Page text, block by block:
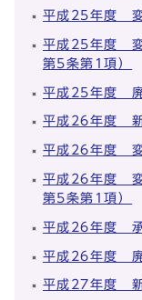
平成25年度 変
平成25年度 変
第5条第1項）
平成25年度 廃
平成26年度 新
平成26年度 変
平成26年度 変
第5条第1項）
平成26年度 承
平成26年度 廃
平成27年度 新